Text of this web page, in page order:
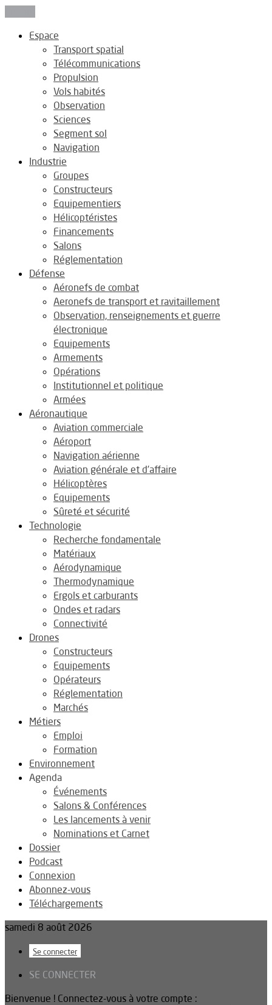
Espace
Transport spatial
Télécommunications
Propulsion
Vols habités
Observation
Sciences
Segment sol
Navigation
Industrie
Groupes
Constructeurs
Equipementiers
Hélicoptéristes
Financements
Salons
Réglementation
Défense
Aéronefs de combat
Aeronefs de transport et ravitaillement
Observation, renseignements et guerre
électronique
Equipements
Armements
Opérations
Institutionnel et politique
Armées
Aéronautique
Aviation commerciale
Aéroport
Navigation aérienne
Aviation générale et d’affaire
Hélicoptères
Equipements
Sûreté et sécurité
Technologie
Recherche fondamentale
Matériaux
Aérodynamique
Thermodynamique
Ergols et carburants
Ondes et radars
Connectivité
Drones
Constructeurs
Equipements
Opérateurs
Réglementation
Marchés
Métiers
Emploi
Formation
Environnement
Agenda
Événements
Salons & Conférences
Les lancements à venir
Nominations et Carnet
Dossier
Podcast
Connexion
Abonnez-vous
Téléchargements
samedi 8 août 2026
Se connecter
SE CONNECTER
Bienvenue ! Connectez-vous à votre compte :